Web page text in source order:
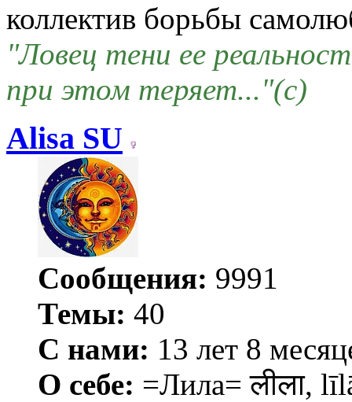
коллектив борьбы
"Ловец тени ее
при этом теряет..."(c)
Alisa SU
Сообщения: 9991
Темы: 40
С нами: 13 лет 8
О себе: =Лила= लीला,